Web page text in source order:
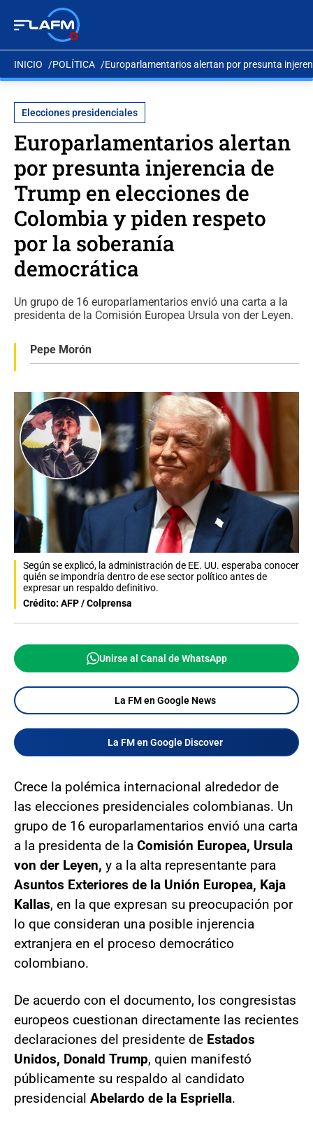
INICIO POLÍTICA Europarlamentarios alertan por presunta
Elecciones presidenciales
Europarlamentarios alertan
por presunta injerencia de
Trump en elecciones de
Colombia y piden respeto
por la soberanía
democrática
Un grupo de 16 europarlamentarios envió una carta a la
presidenta de la Comisión Europea Ursula von der Leyen.
Pepe Morón
Según se explicó, la administración de EE. UU. esperaba conocer
quién se impondría dentro de ese sector político antes de
expresar un respaldo definitivo.
Crédito: AFP / Colprensa
Unirse al Canal de WhatsApp
La FM en Google News
La FM en Google Discover
Crece la polémica internacional alrededor de
las elecciones presidenciales colombianas. Un
grupo de 16 europarlamentarios envió una carta
a la presidenta de la Comisión Europea, Ursula
von der Leyen, y a la alta representante para
Asuntos Exteriores de la Unión Europea, Kaja
Kallas, en la que expresan su preocupación por
lo que consideran una posible injerencia
extranjera en el proceso democrático
colombiano.
De acuerdo con el documento, los congresistas
europeos cuestionan directamente las recientes
declaraciones del presidente de Estados
Unidos, Donald Trump, quien manifestó
públicamente su respaldo al candidato
presidencial Abelardo de la Espriella.